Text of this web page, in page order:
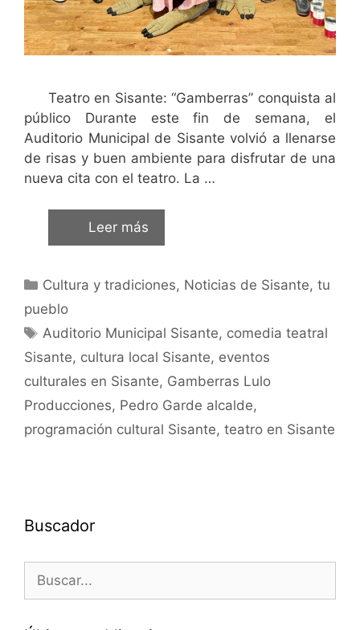
Teatro en Sisante: “Gamberras” conquista al
público Durante este fin de semana, el
Auditorio Municipal de Sisante volvió a llenarse
de risas y buen ambiente para disfrutar de una
nueva cita con el teatro. La …
Leer más
Cultura y tradiciones, Noticias de Sisante, tu
pueblo
Auditorio Municipal Sisante, comedia teatral
Sisante, cultura local Sisante, eventos
culturales en Sisante, Gamberras Lulo
Producciones, Pedro Garde alcalde,
programación cultural Sisante, teatro en Sisante
Buscador